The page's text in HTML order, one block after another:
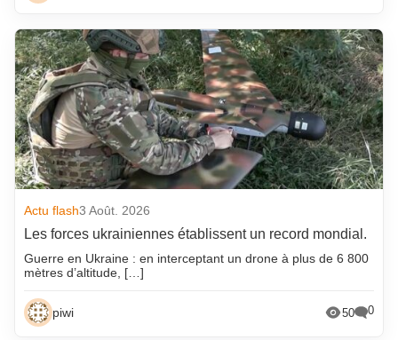
Actu flash3 Août. 2026
Les forces ukrainiennes établissent un record mondial.
Guerre en Ukraine : en interceptant un drone à plus de 6 800
mètres d’altitude, […]
piwi 50 0